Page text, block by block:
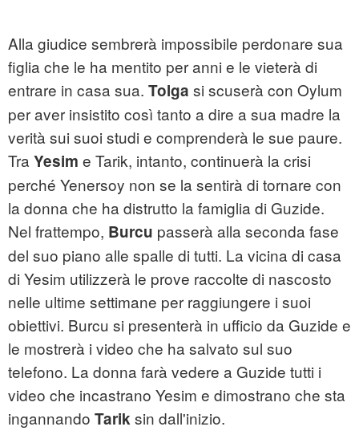
Alla giudice sembrerà impossibile perdonare sua
figlia che le ha mentito per anni e le vieterà di
entrare in casa sua. Tolga si scuserà con Oylum
per aver insistito così tanto a dire a sua madre la
verità sui suoi studi e comprenderà le sue paure.
Tra Yesim e Tarik, intanto, continuerà la crisi
perché Yenersoy non se la sentirà di tornare con
la donna che ha distrutto la famiglia di Guzide.
Nel frattempo, Burcu passerà alla seconda fase
del suo piano alle spalle di tutti. La vicina di casa
di Yesim utilizzerà le prove raccolte di nascosto
nelle ultime settimane per raggiungere i suoi
obiettivi. Burcu si presenterà in ufficio da Guzide e
le mostrerà i video che ha salvato sul suo
telefono. La donna farà vedere a Guzide tutti i
video che incastrano Yesim e dimostrano che sta
ingannando Tariksin dall'inizio.